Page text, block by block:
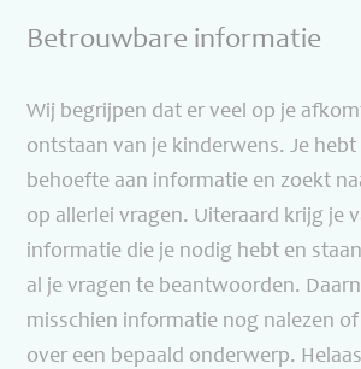
Betrouwbare informatie
Wij begrijpen dat er veel op je
ontstaan van je kinderwens. Je
behoefte aan informatie en zoekt
op allerlei vragen. Uiteraard krijg je
informatie die je nodig hebt en
al je vragen te beantwoorden.
misschien informatie nog nalezen
over een bepaald onderwerp.